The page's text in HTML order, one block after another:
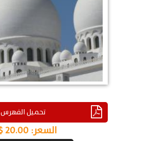
تحميل الفهرس
السعر: 20.00 $